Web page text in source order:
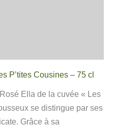
P’tites Cousines – 75 cl
Ella de la cuvée « Les
se distingue par ses
Grâce à sa